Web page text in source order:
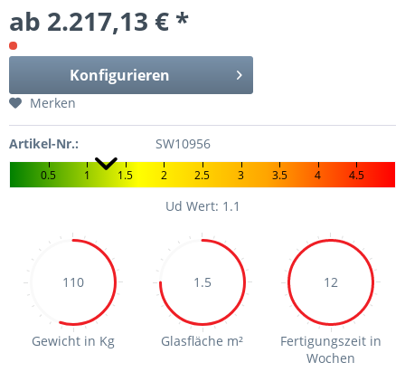
ab 2.217,13 € *
Konfigurieren
Merken
Artikel-Nr.: SW10956
0.5 1 1.5 2 2.5 3 3.5 4 4.5
Ud Wert: 1.1
110
Gewicht in Kg
1.5
Glasfläche m²
12
Fertigungszeit in
Wochen